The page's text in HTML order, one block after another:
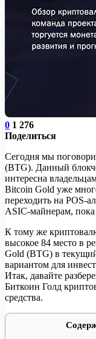
0 1 276
Поделиться
Сегодня мы
(BTG). Данный
интересна
Bitcoin Gold уже
переходить на POS-
ASIC-майнерам, пока
К тому же
высокое 84 место в
Gold (BTG) в
вариантом для
Итак, давайте
Биткоин Голд
средства.